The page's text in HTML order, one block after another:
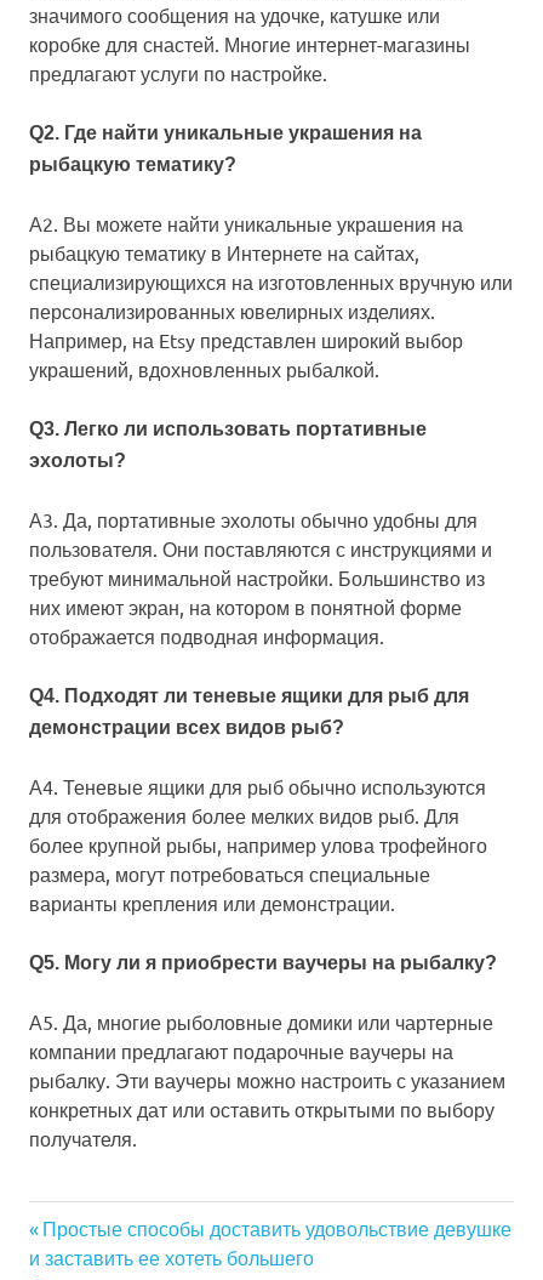
значимого сообщения на удочке, катушке или
коробке для снастей. Многие интернет-магазины
предлагают услуги по настройке.
Q2. Где найти уникальные украшения на
рыбацкую тематику?
А2. Вы можете найти уникальные украшения на
рыбацкую тематику в Интернете на сайтах,
специализирующихся на изготовленных вручную или
персонализированных ювелирных изделиях.
Например, на Etsy представлен широкий выбор
украшений, вдохновленных рыбалкой.
Q3. Легко ли использовать портативные
эхолоты?
А3. Да, портативные эхолоты обычно удобны для
пользователя. Они поставляются с инструкциями и
требуют минимальной настройки. Большинство из
них имеют экран, на котором в понятной форме
отображается подводная информация.
Q4. Подходят ли теневые ящики для рыб для
демонстрации всех видов рыб?
А4. Теневые ящики для рыб обычно используются
для отображения более мелких видов рыб. Для
более крупной рыбы, например улова трофейного
размера, могут потребоваться специальные
варианты крепления или демонстрации.
Q5. Могу ли я приобрести ваучеры на рыбалку?
А5. Да, многие рыболовные домики или чартерные
компании предлагают подарочные ваучеры на
рыбалку. Эти ваучеры можно настроить с указанием
конкретных дат или оставить открытыми по выбору
получателя.
Навигация
Previous
Post:
Простые способы доставить удовольствие девушке
и заставить ее хотеть большего